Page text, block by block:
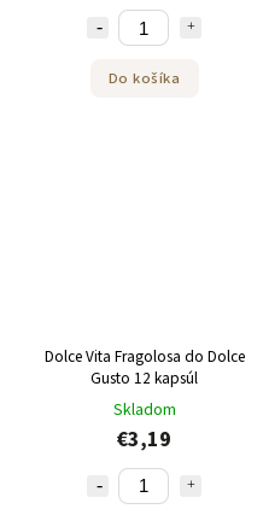
Do košíka
Dolce Vita Fragolosa do Dolce
Gusto 12 kapsúl
Skladom
€3,19